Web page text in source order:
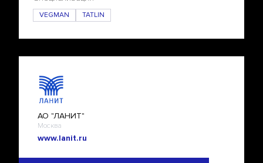
VEGMAN TATLIN
АО "ЛАНИТ"
Москва
www.lanit.ru